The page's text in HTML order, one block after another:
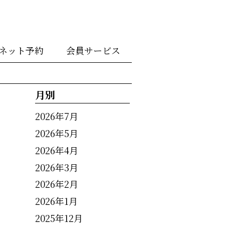
ット予約 会員サービス
月別
2026年7月
2026年5月
2026年4月
2026年3月
2026年2月
2026年1月
2025年12月